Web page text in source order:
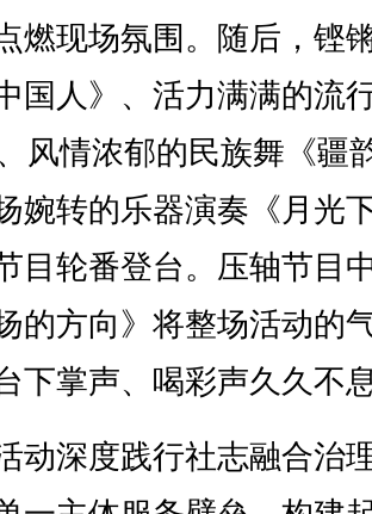
燃现场氛围。随后，铿
国人》、活力满满的流
、风情浓郁的民族舞《疆
婉转的乐器演奏《月光
目轮番登台。压轴节目
的方向》将整场活动的
下掌声、喝彩声久久不
深度践行社志融合治